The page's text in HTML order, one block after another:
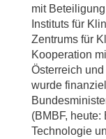
mit
Instituts für
Zentrums für
Kooperation
Österreich
wurde
(BMBF,
Technologie